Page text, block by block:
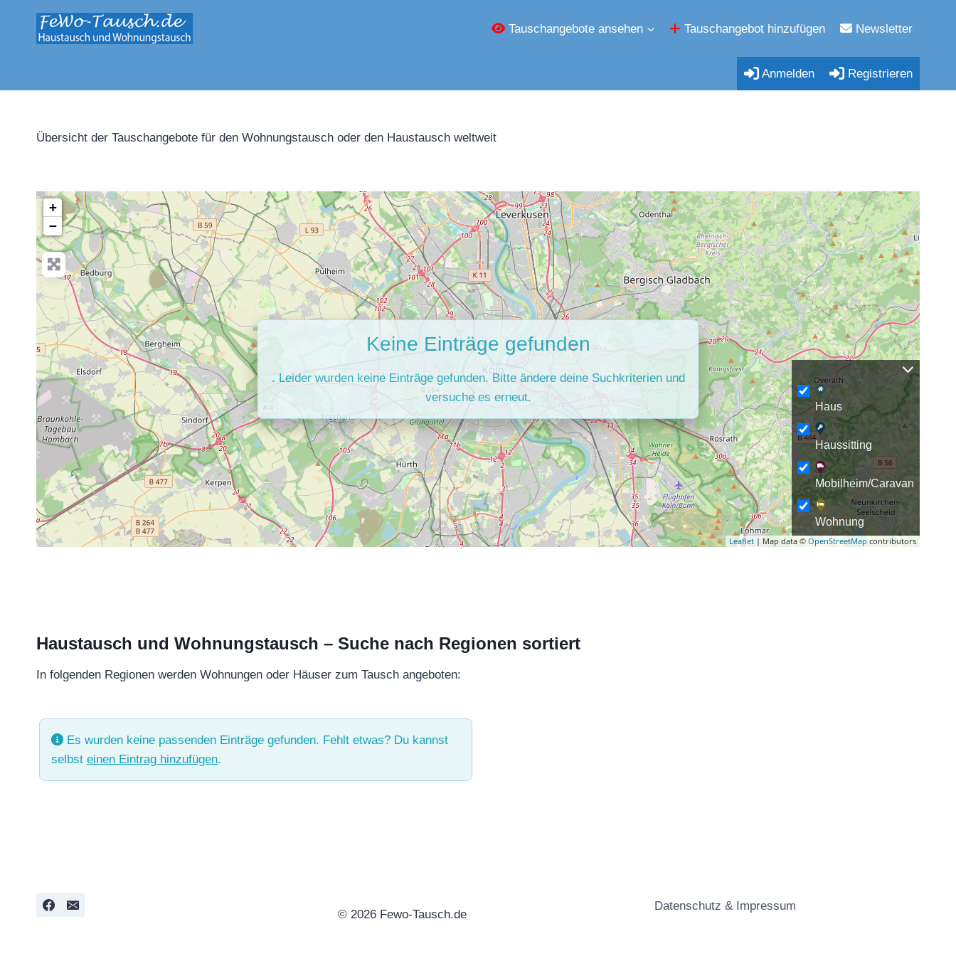
springen
Tauschangebote ansehen Tauschangebot hinzufügen Newsletter
Anmelden Registrieren
Übersicht der Tauschangebote für den Wohnungstausch oder den Haustausch weltweit
+
−
Leaflet | Map data © OpenStreetMap contributors
Keine Einträge gefunden
. Leider wurden keine Einträge gefunden. Bitte ändere deine Suchkriterien und
versuche es erneut.
Haus
Haussitting
Mobilheim/Caravan
Wohnung
Haustausch und Wohnungstausch – Suche nach Regionen sortiert
In folgenden Regionen werden Wohnungen oder Häuser zum Tausch angeboten:
Es wurden keine passenden Einträge gefunden. Fehlt etwas? Du kannst
selbst einen Eintrag hinzufügen.
© 2026 Fewo-Tausch.de
Datenschutz & Impressum